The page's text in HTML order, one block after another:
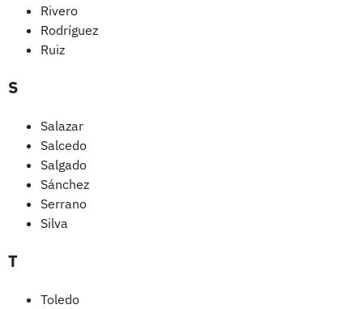
Rivero
Rodríguez
Ruiz
S
Salazar
Salcedo
Salgado
Sánchez
Serrano
Silva
T
Toledo